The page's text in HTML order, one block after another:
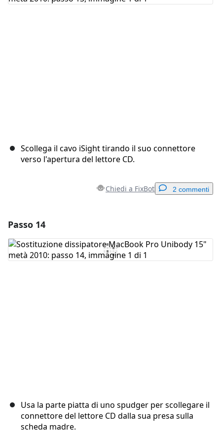
Scollega il cavo iSight tirando il suo connettore
verso l'apertura del lettore CD.
Chiedi a FixBot 2 commenti
Aggiungi Commento
Passo 14
Usa la parte piatta di uno spudger per scollegare il
connettore del lettore CD dalla sua presa sulla
scheda madre.